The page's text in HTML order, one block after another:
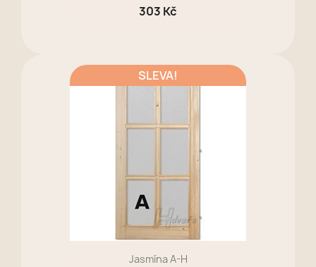
303 Kč
Jasmína A-H
SLEVA!